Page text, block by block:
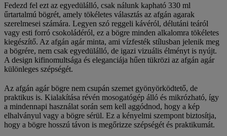
Fedezd fel ezt az egyedülálló, csak nálunk kapható 330 ml
űrtartalmú bögrét, amely tökéletes választás az afgán agarak
szerelmesei számára. Legyen szó reggeli kávéról, délutáni teáról
vagy esti forró csokoládéról, ez a bögre minden alkalomra tökéletes
kiegészítő. Az afgán agár minta, ami vízfesték stílusban jelenik meg
a bögrére, nem csak egyedülálló, de igazi vizuális élményt is nyújt.
A design kifinomultsága és eleganciája hűen tükrözi az afgán agár
különleges szépségét.
Az afgán agár bögre nem csupán szemet gyönyörködtető, de
praktikus is. Kialakítása révén mosogatógép álló és mikrózható, így
a mindennapi használat során sem kell aggódnod, hogy a kép
elhalványul vagy a bögre sérül. Ez a kényelmi szempont biztosítja,
hogy a bögre hosszú távon is megőrizze szépségét és praktikumát.